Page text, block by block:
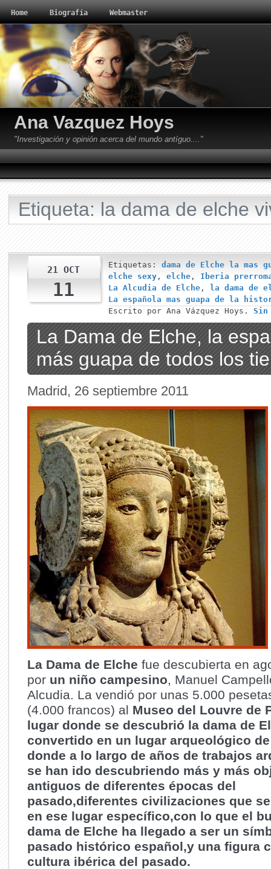
Home Biografía Webmaster
Ana Vazquez Hoys
"Investigación y opinión acerca del mundo antíguo...."
Etiqueta: la dama de elche
21 OCT
11
Etiquetas: dama de Elche la mas
elche sexy, elche, Iberia
La Alcudia de Elche,
la dama de
La española mas guapa de la
Escrito por Ana Vázquez Hoys. Sin
La Dama de Elche, la
más guapa de todos los
Madrid, 26 septiembre 2011
La Dama de Elche fue descubierta en
por un niño campesino , Manuel
Alcudia. La vendió por unas 5.000
(4.000 francos) al Museo del Louvre de
lugar donde se descubrió la dama de
convertido en un lugar arqueológico
donde a lo largo de años de trabajos
se han ido descubriendo más y más
antiguos de diferentes épocas del
pasado,diferentes civilizaciones que
en ese lugar específico,con lo que el
dama de Elche ha llegado a ser un
pasado histórico español,y una figura
cultura ibérica del pasado.